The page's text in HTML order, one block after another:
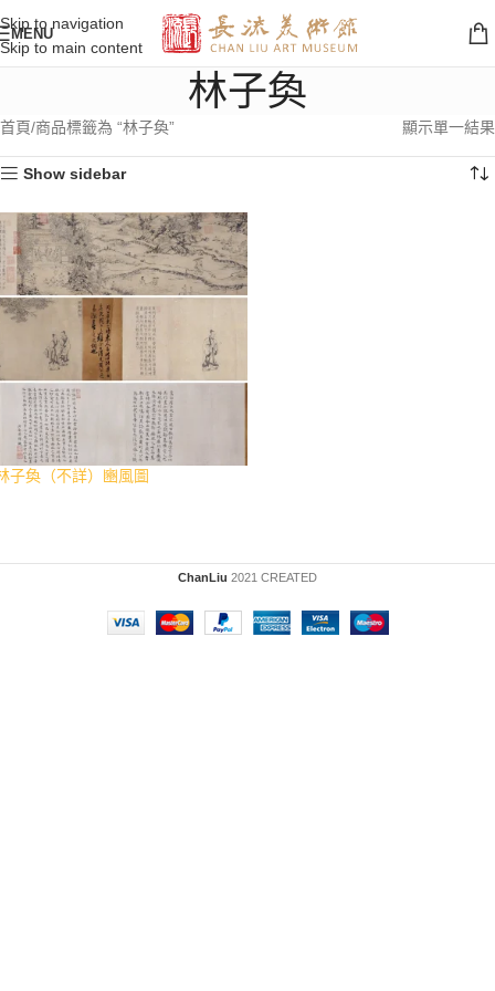
Skip to navigation
Skip to main content
MENU
林子奐
首頁 商品標籤為 “林子奐” 顯示單一結果
Show sidebar
子奐（不詳）豳風圖
ChanLiu 2021 CREATED